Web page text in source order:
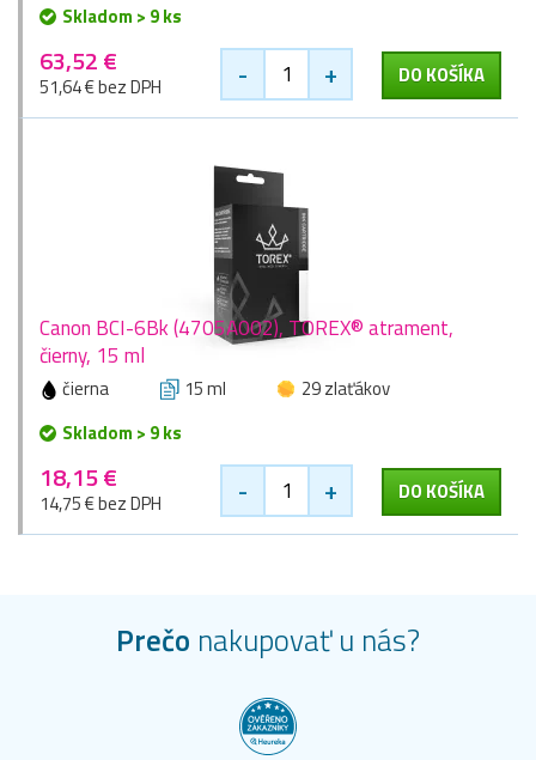
Skladom > 9 ks
63,52 €
51,64 € bez DPH - + DO KOŠÍKA
Canon BCI-6Bk (4705A002), TOREX® atrament,
čierny, 15 ml
čierna 15 ml
29 zlaťákov
Skladom > 9 ks
18,15 €
14,75 € bez DPH - + DO KOŠÍKA
Prečo nakupovať u nás?